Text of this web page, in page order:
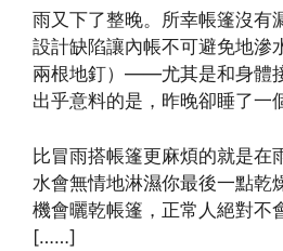
雨又下了整晚。所幸帳篷沒有
設計缺陷讓內帳不可避免地滲
兩根地釘）——尤其是和身體
出乎意料的是，昨晚卻睡了一
比冒雨搭帳篷更麻煩的就是
水會無情地淋濕你最後一點乾
機會曬乾帳篷，正常人絕對不
[……]